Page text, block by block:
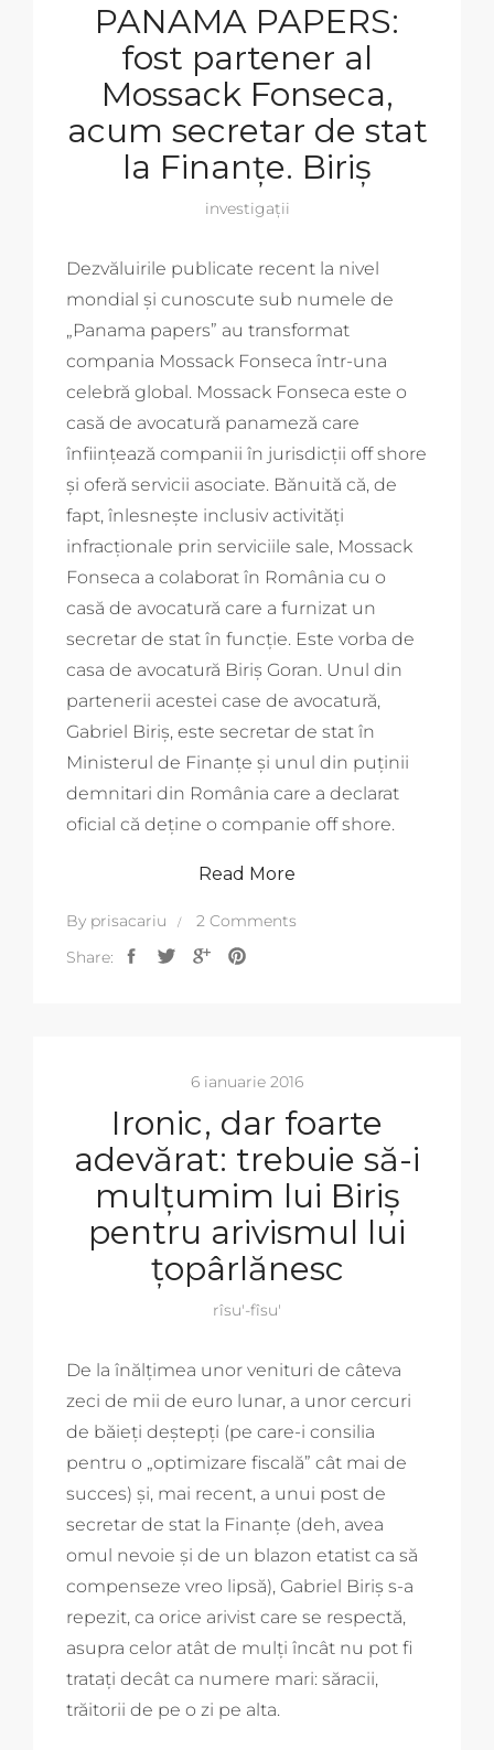
PANAMA PAPERS:
fost partener al
Mossack Fonseca,
acum secretar de stat
la Finanțe. Biriș
investigații
Dezvăluirile publicate recent la nivel
mondial și cunoscute sub numele de
„Panama papers” au transformat
compania Mossack Fonseca într-una
celebră global. Mossack Fonseca este o
casă de avocatură panameză care
înființează companii în jurisdicții off shore
și oferă servicii asociate. Bănuită că, de
fapt, înlesnește inclusiv activități
infracționale prin serviciile sale, Mossack
Fonseca a colaborat în România cu o
casă de avocatură care a furnizat un
secretar de stat în funcție. Este vorba de
casa de avocatură Biriș Goran. Unul din
partenerii acestei case de avocatură,
Gabriel Biriș, este secretar de stat în
Ministerul de Finanțe și unul din puținii
demnitari din România care a declarat
oficial că deține o companie off shore.
Read More
By prisacariu
2 Comments
Share:
6 ianuarie 2016
Ironic, dar foarte
adevărat: trebuie să-i
mulțumim lui Biriș
pentru arivismul lui
țopârlănesc
rîsu'-fîsu'
De la înălțimea unor venituri de câteva
zeci de mii de euro lunar, a unor cercuri
de băieți deștepți (pe care-i consilia
pentru o „optimizare fiscală” cât mai de
succes) și, mai recent, a unui post de
secretar de stat la Finanțe (deh, avea
omul nevoie și de un blazon etatist ca să
compenseze vreo lipsă), Gabriel Biriș s-a
repezit, ca orice arivist care se respectă,
asupra celor atât de mulți încât nu pot fi
tratați decât ca numere mari: săracii,
trăitorii de pe o zi pe alta.